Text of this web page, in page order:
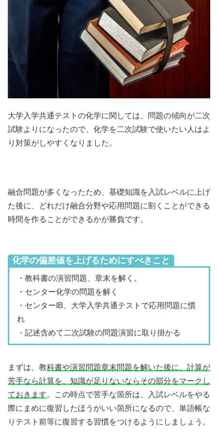
大学入学共通テストの化学に関しては、問題の傾向が二次
試験よりになったので、化学を二次試験で使いたい人はよ
り対策がしやすくなりました。
融合問題が多くなったため、基礎知識を入試レベルに上げ
た後に、どれだけ融合分野や応用問題に割くことができる
時間を作ることができるかが勝負です。
化学の偏差値を上げるためにすべきこと
・教科書の演習問題、章末を解く。
・センター化学の問題を解く
・センターIB、大学入学共通テストで応用問題に慣
れ
・記述含めて二次試験の問題演習に取り掛かる
まずは、教科書や演習問題章末問題を解いた後に、計算が
苦手なら計算を、知識が足りないならその部分をマークし
ておきます。この時点で苦手な箇所は、入試レベルをやる
際にまめに復習したほうがいい箇所になるので、単語帳な
りテスト前等に復習する習慣をつけるようにしましょう。